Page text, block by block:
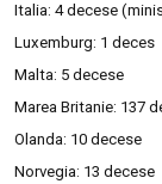
Italia: 4 decese
Luxemburg: 1 deces
Malta: 5 decese
Marea Britanie: 137
Olanda: 10 decese
Norvegia: 13 decese